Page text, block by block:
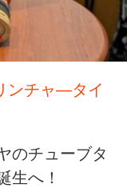
ンチャ―タイ
のチューブタ
生へ！